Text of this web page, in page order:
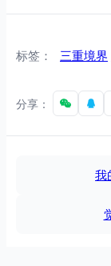
标签： 三重境界
分享：
我